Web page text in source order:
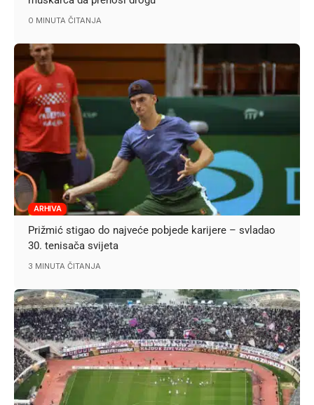
0 MINUTA ČITANJA
ARHIVA
Prižmić stigao do najveće pobjede karijere – svladao
30. tenisača svijeta
3 MINUTA ČITANJA